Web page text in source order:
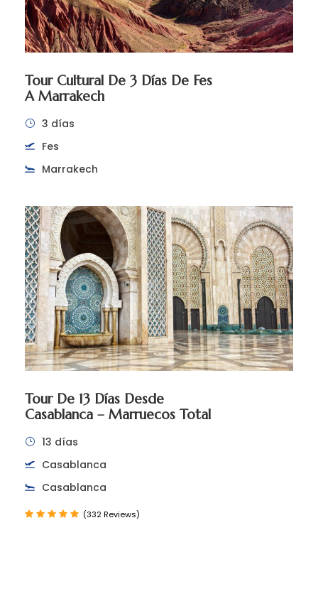
Tour Cultural De 3 Días De Fes
A Marrakech
3 días
Fes
Marrakech
Tour De 13 Días Desde
Casablanca – Marruecos Total
13 días
Casablanca
Casablanca
(332 Reviews)